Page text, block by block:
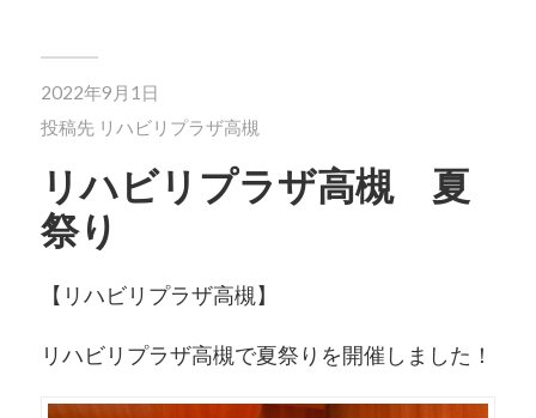
2022年9月1日
投稿先 リハビリプラザ高槻
リハビリプラザ高槻 夏
祭り
【リハビリプラザ高槻】
リハビリプラザ高槻で夏祭りを開催しました！